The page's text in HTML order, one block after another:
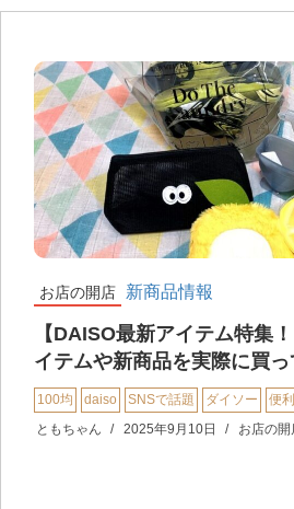
お店の開店 新商品情報
【DAISO最新アイテム特集
イテムや新商品を実際に買っ
100均 daiso SNSで話題 ダイソー
便
ともちゃん
2025年9月10日 お店の開